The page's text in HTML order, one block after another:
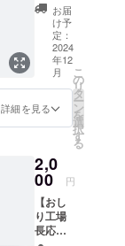
バッグ
ラー：
ブラッ
ク ●サ
イズ：
（S/M/L
の3本1
13inch/
33.5cm
15inch/
38.5cm
・L：
講演会
後のス
トー
リー
【注意
事項】
・有効
期限：
内装リ
ニュー
アルの
DIYを一
緒に作
業いた
だける
権利で
す。 ・
のまま
現場で
おつか
れさま
会で乾
杯しま
お届
け予
定：
2024
年12
月
詳細を見る
こ
の
リ
タ
ー
ン
を
選
択
す
る
2,0
00 円
【おし
り工場
長応援